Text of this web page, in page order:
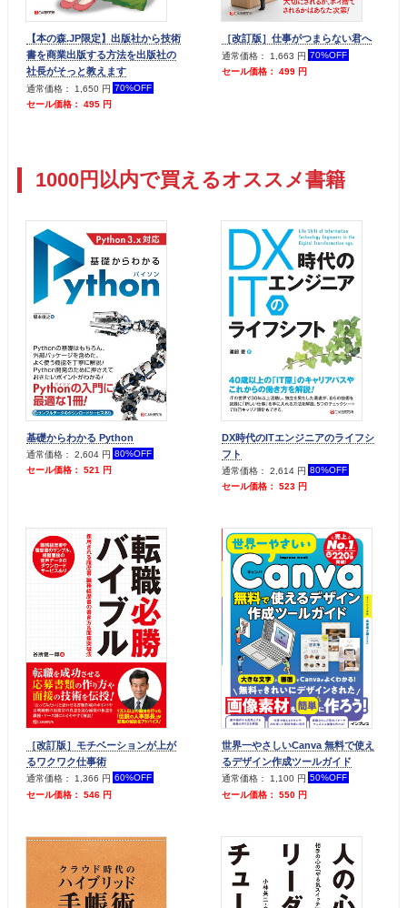
【本の森.JP限定】出版社から技術
書を商業出版する方法を出版社の
社長がそっと教えます
通常価格： 1,650 円 70%OFF
セール価格： 495 円
［改訂版］仕事がつまらない君へ
通常価格： 1,663 円 70%OFF
セール価格： 499 円
1000円以内で買えるオススメ書籍
基礎からわかる Python
通常価格： 2,604 円 80%OFF
セール価格： 521 円
DX時代のITエンジニアのライフシ
フト
通常価格： 2,614 円 80%OFF
セール価格： 523 円
［改訂版］モチベーションが上が
るワクワク仕事術
通常価格： 1,366 円 60%OFF
セール価格： 546 円
世界一やさしいCanva 無料で使え
るデザイン作成ツールガイド
通常価格： 1,100 円 50%OFF
セール価格： 550 円